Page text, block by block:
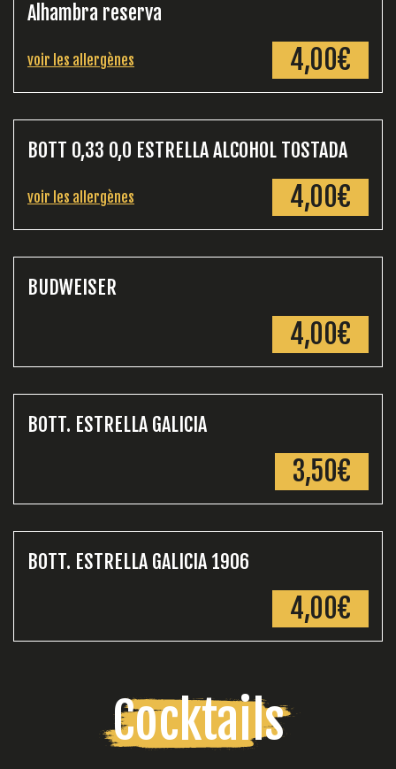
Alhambra reserva
voir les allergènes 4,00€
BOTT 0,33 O,O ESTRELLA ALCOHOL TOSTADA
voir les allergènes 4,00€
BUDWEISER
4,00€
BOTT. ESTRELLA GALICIA
3,50€
BOTT. ESTRELLA GALICIA 1906
4,00€
Cocktails